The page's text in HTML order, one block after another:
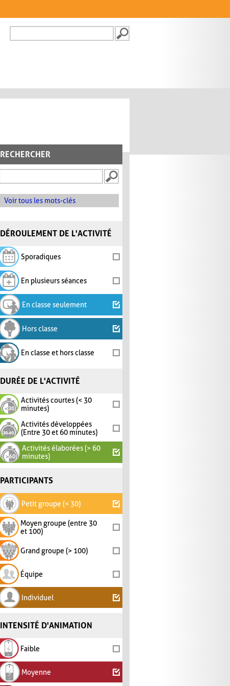
FORMULAIRE DE
RECHERCHER
Voir tous les mots-clés
DÉROULEMENT DE L'ACTIVITÉ
Sporadiques
En plusieurs séances
En classe seulement
Hors classe
En classe et hors classe
DURÉE DE L'ACTIVITÉ
Activités courtes (< 30
minutes)
Activités développées
(Entre 30 et 60 minutes)
Activités élaborées (> 60
minutes)
PARTICIPANTS
Petit groupe (< 30)
Moyen groupe (entre 30
et 100)
Grand groupe (> 100)
Équipe
Individuel
INTENSITÉ D'ANIMATION
Faible
Moyenne